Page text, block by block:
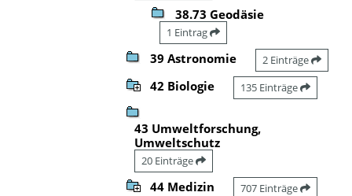
38.73 Geodäsie
1 Eintrag
39 Astronomie 2 Einträge
42 Biologie 135 Einträge
43 Umweltforschung,
Umweltschutz
20 Einträge
44 Medizin 707 Einträge